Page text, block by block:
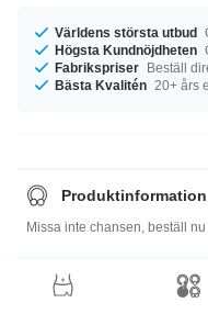
Världens största utbud
Högsta Kundnöjdheten
Fabrikspriser Beställ
Bästa Kvalitén 20+ års
Produktinformation
Missa inte chansen, beställ nu
Storleksguide